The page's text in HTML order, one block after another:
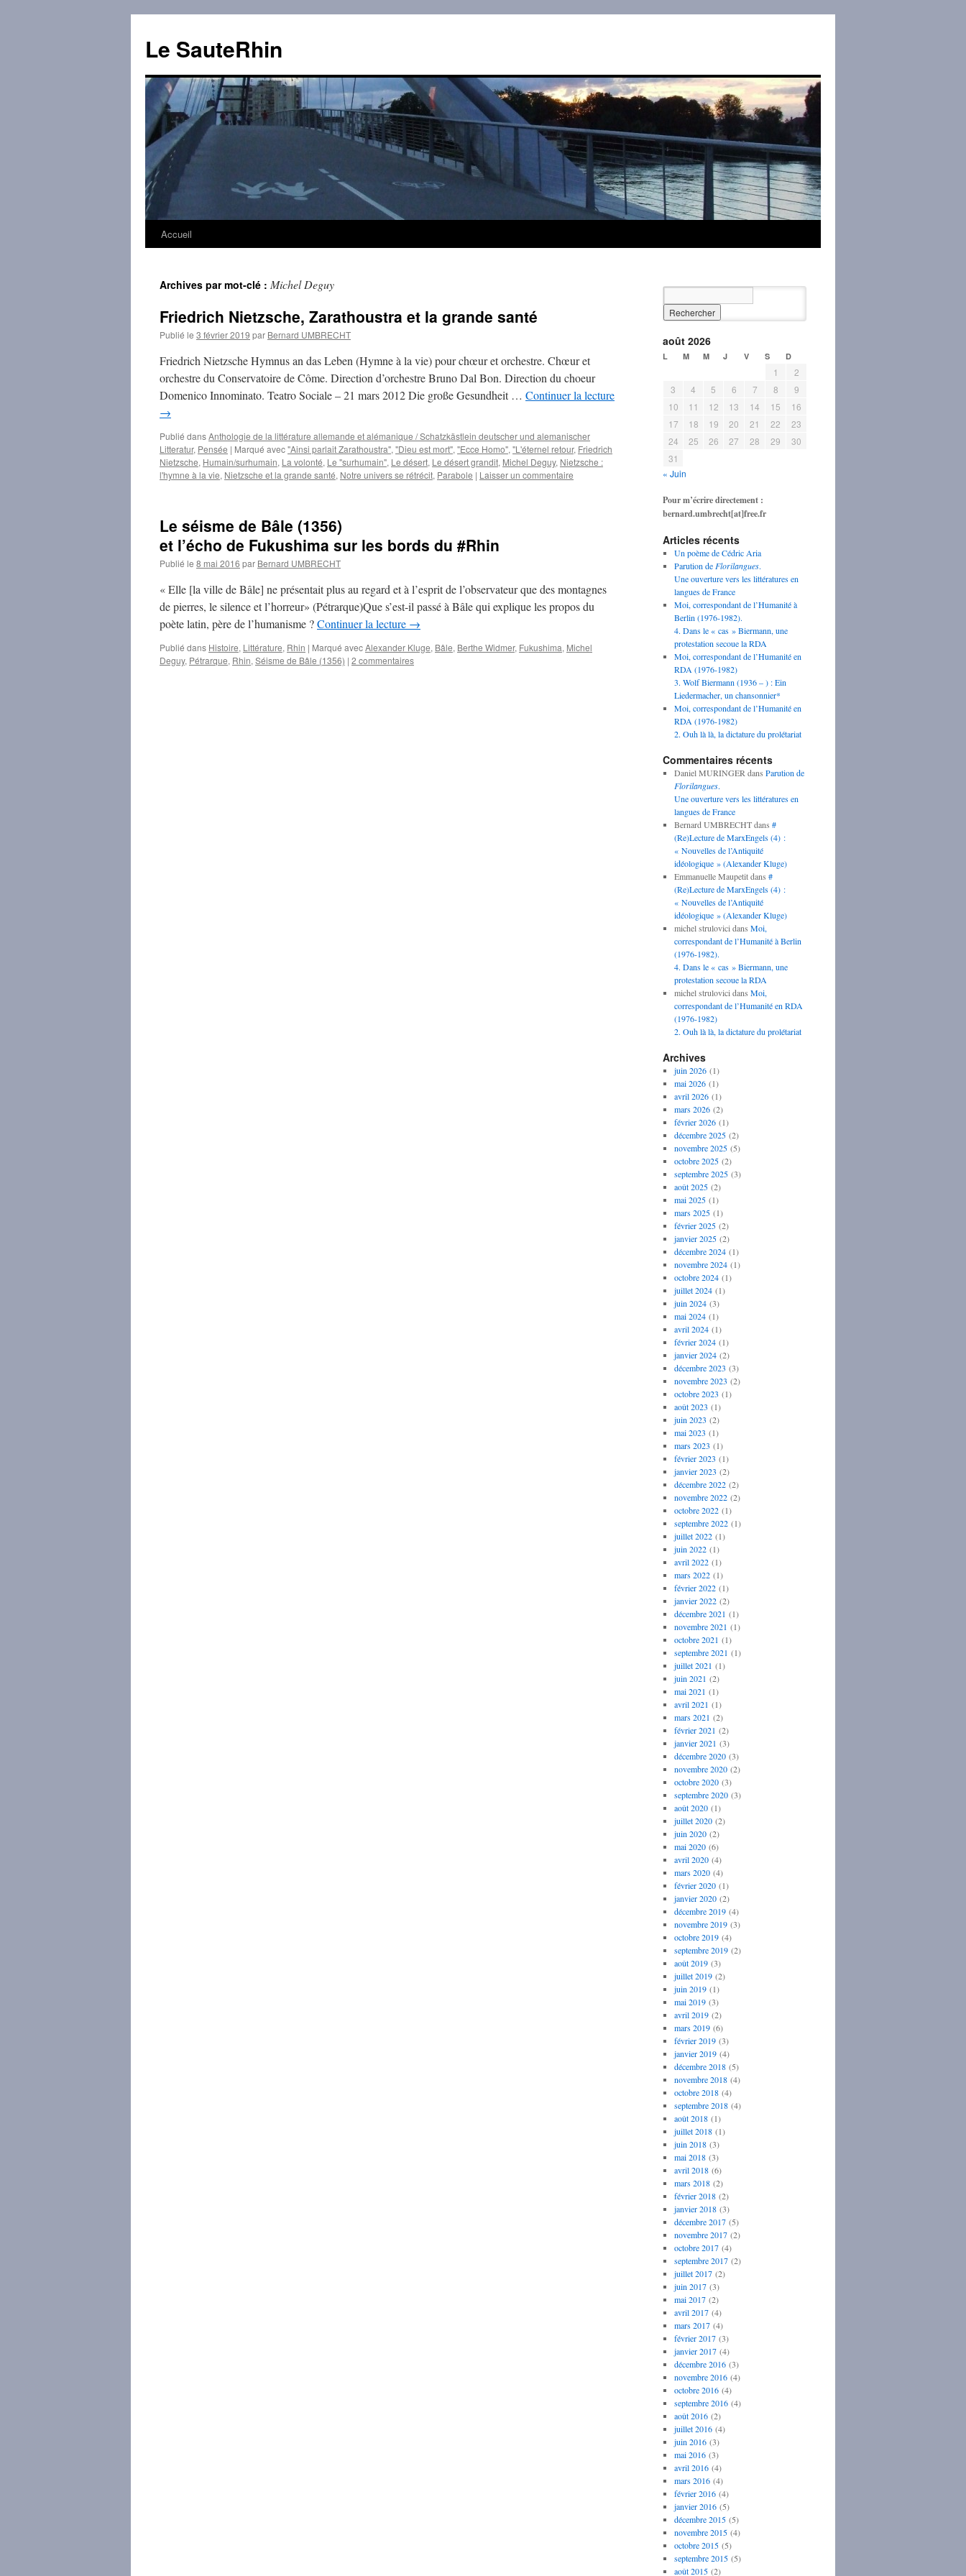
contenu
Le SauteRhin
Accueil
Archives par mot-clé : Michel Deguy
Friedrich Nietzsche, Zarathoustra et la grande santé
Publié le 3 février 2019 par Bernard UMBRECHT
Friedrich Nietzsche Hymnus an das Leben (Hymne à la vie) pour chœur et orchestre. Chœur et
orchestre du Conservatoire de Côme. Direction d’orchestre Bruno Dal Bon. Direction du choeur
Domenico Innominato. Teatro Sociale – 21 mars 2012 Die große Gesundheit … Continuer la lecture
→
Publié dansAnthologie de la littérature allemande et alémanique / Schatzkästlein deutscher und alemanischer
Litteratur, Pensée | Marqué avec"Ainsi parlait Zarathoustra", "Dieu est mort", "Ecce Homo", "L'éternel retour, Friedrich
Nietzsche, Humain/surhumain, La volonté, Le "surhumain", Le désert, Le désert grandit, Michel Deguy, Nietzsche :
l'hymne à la vie, Nietzsche et la grande santé, Notre univers se rétrécit, Parabole | Laisser un commentaire
Le séisme de Bâle (1356)
et l’écho de Fukushima sur les bords du #Rhin
Publié le 8 mai 2016 par Bernard UMBRECHT
« Elle [la ville de Bâle] ne présentait plus au regard et à l’esprit de l’observateur que des montagnes
de pierres, le silence et l’horreur» (Pétrarque)Que s’est-il passé à Bâle qui explique les propos du
poète latin, père de l’humanisme ?Continuer la lecture →
Publié dans Histoire, Littérature, Rhin | Marqué avecAlexander Kluge, Bâle, Berthe Widmer, Fukushima, Michel
Deguy, Pétrarque, Rhin, Séisme de Bâle (1356) | 2 commentaires
août 2026
L M M J V S D
1
2
3
4 5 6 7 8
9
10
11 12 13 14 15
16
17
18 19 20 21 22
23
24
25 26 27 28 29
30
31
« Juin
Pour m’écrire directement :
bernard.umbrecht[at]free.fr
Articles récents
Un poème de Cédric Aria
Parution de Florilangues.
Une ouverture vers les littératures en
langues de France
Moi, correspondant de l’Humanité à
Berlin (1976-1982).
4. Dans le « cas » Biermann, une
protestation secoue la RDA
Moi, correspondant de l’Humanité en
RDA (1976-1982)
3. Wolf Biermann (1936 – ) : Ein
Liedermacher, un chansonnier*
Moi, correspondant de l’Humanité en
RDA (1976-1982)
2. Ouh là là, la dictature du prolétariat
Commentaires récents
Daniel MURINGER dans Parution de
Florilangues.
Une ouverture vers les littératures en
langues de France
Bernard UMBRECHTdans #
(Re)Lecture de MarxEngels (4) :
« Nouvelles de l’Antiquité
idéologique » (Alexander Kluge)
Emmanuelle Maupetitdans #
(Re)Lecture de MarxEngels (4) :
« Nouvelles de l’Antiquité
idéologique » (Alexander Kluge)
michel strulovici dans Moi,
correspondant de l’Humanité à Berlin
(1976-1982).
4. Dans le « cas » Biermann, une
protestation secoue la RDA
michel strulovici dans Moi,
correspondant de l’Humanité en RDA
(1976-1982)
2. Ouh là là, la dictature du prolétariat
Archives
juin 2026(1)
mai 2026(1)
avril 2026(1)
mars 2026(2)
février 2026(1)
décembre 2025(2)
novembre 2025(5)
octobre 2025(2)
septembre 2025(3)
août 2025(2)
mai 2025(1)
mars 2025(1)
février 2025(2)
janvier 2025(2)
décembre 2024(1)
novembre 2024(1)
octobre 2024(1)
juillet 2024(1)
juin 2024(3)
mai 2024(1)
avril 2024(1)
février 2024(1)
janvier 2024(2)
décembre 2023 (3)
novembre 2023 (2)
octobre 2023 (1)
août 2023 (1)
juin 2023 (2)
mai 2023 (1)
mars 2023 (1)
février 2023 (1)
janvier 2023 (2)
décembre 2022(2)
novembre 2022(2)
octobre 2022(1)
septembre 2022(1)
juillet 2022(1)
juin 2022(1)
avril 2022(1)
mars 2022(1)
février 2022(1)
janvier 2022(2)
décembre 2021 (1)
novembre 2021 (1)
octobre 2021 (1)
septembre 2021 (1)
juillet 2021 (1)
juin 2021 (2)
mai 2021 (1)
avril 2021 (1)
mars 2021 (2)
février 2021 (2)
janvier 2021 (3)
décembre 2020(3)
novembre 2020(2)
octobre 2020(3)
septembre 2020(3)
août 2020(1)
juillet 2020(2)
juin 2020(2)
mai 2020(6)
avril 2020(4)
mars 2020(4)
février 2020(1)
janvier 2020(2)
décembre 2019(4)
novembre 2019(3)
octobre 2019(4)
septembre 2019(2)
août 2019(3)
juillet 2019(2)
juin 2019(1)
mai 2019(3)
avril 2019(2)
mars 2019(6)
février 2019(3)
janvier 2019(4)
décembre 2018(5)
novembre 2018(4)
octobre 2018(4)
septembre 2018(4)
août 2018(1)
juillet 2018(1)
juin 2018(3)
mai 2018(3)
avril 2018(6)
mars 2018(2)
février 2018(2)
janvier 2018(3)
décembre 2017(5)
novembre 2017(2)
octobre 2017(4)
septembre 2017(2)
juillet 2017(2)
juin 2017(3)
mai 2017(2)
avril 2017(4)
mars 2017(4)
février 2017(3)
janvier 2017(4)
décembre 2016(3)
novembre 2016(4)
octobre 2016(4)
septembre 2016(4)
août 2016(2)
juillet 2016(4)
juin 2016(3)
mai 2016(3)
avril 2016(4)
mars 2016(4)
février 2016(4)
janvier 2016(5)
décembre 2015(5)
novembre 2015(4)
octobre 2015(5)
septembre 2015(5)
août 2015(2)